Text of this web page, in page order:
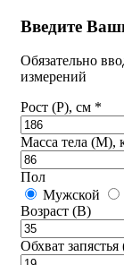
Введите
Обязательно
измерений
Рост (P), см *
Масса тела (M),
Пол
Мужской
Возраст (B)
Обхват запястья